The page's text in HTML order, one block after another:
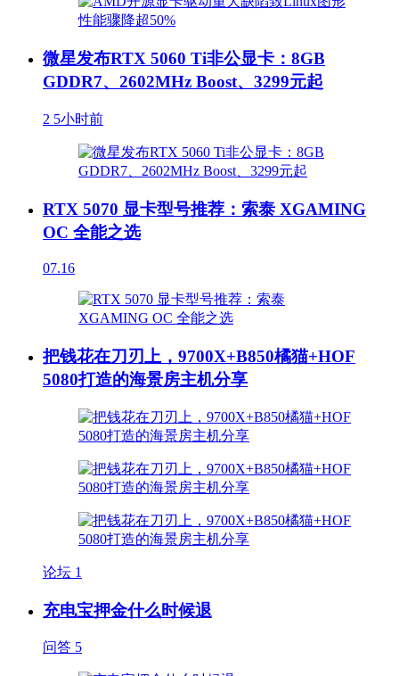
微星发布RTX 5060 Ti非公显卡：8GB
GDDR7、2602MHz Boost、3299元起
2 5小时前
RTX 5070 显卡型号推荐：索泰 XGAMING
OC 全能之选
07.16
把钱花在刀刃上，9700X+B850橘猫+HOF
5080打造的海景房主机分享
论坛 1
充电宝押金什么时候退
问答 5